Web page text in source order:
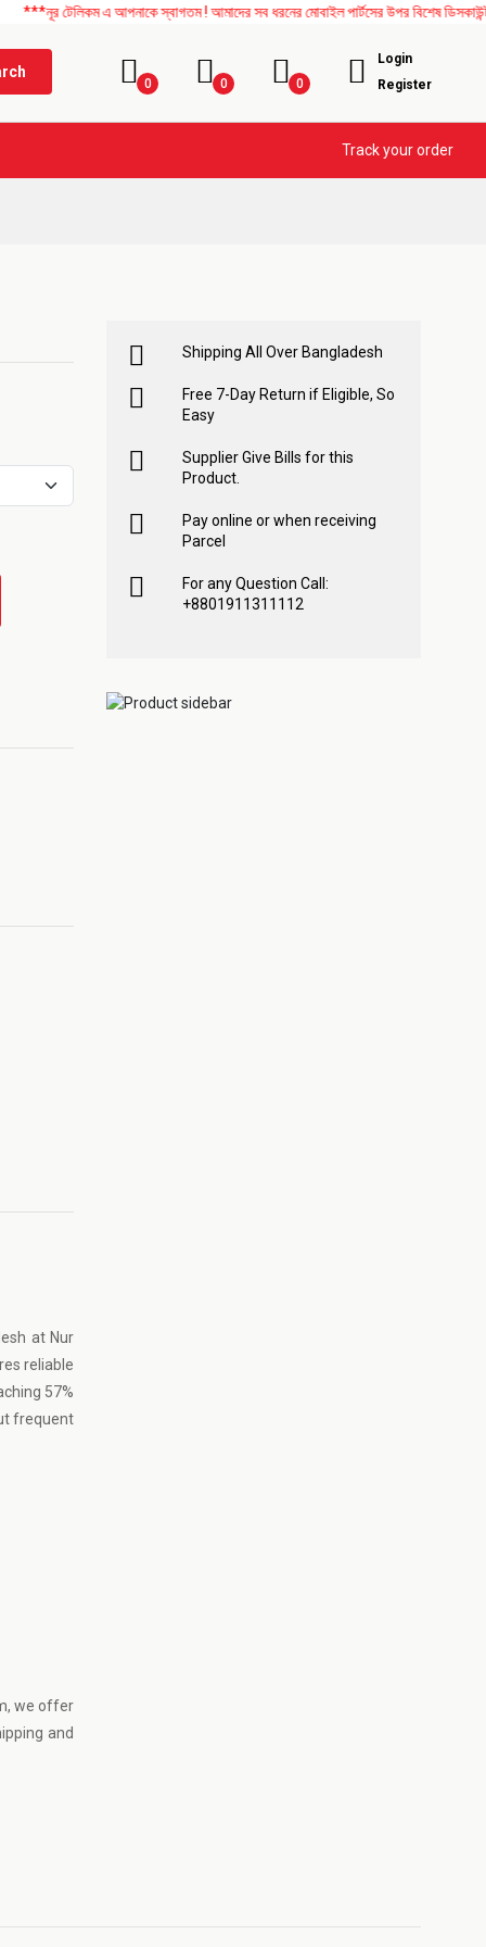
এ আপনাকে স্বাগতম ! আমাদের সব ধরনের মোবাইল পার্টসের উপর বিশেষ ডিসকাউন্ট
0 0 0
Login
Register
Track your order
at Nur
reliable
57%
frequent
, we offer
and
Shipping All Over Bangladesh
Free 7-Day Return if Eligible, So
Easy
Supplier Give Bills for this
Product.
Pay online or when receiving
Parcel
For any Question Call:
+8801911311112